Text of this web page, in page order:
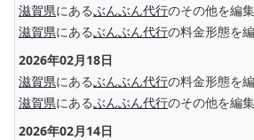
滋賀県にあるぶんぶん代行のその他を編集
滋賀県にあるぶんぶん代行の料金形態を
2026年02月18日
滋賀県にあるぶんぶん代行の料金形態を
滋賀県にあるぶんぶん代行のその他を編集
2026年02月14日